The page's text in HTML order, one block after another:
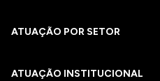
ATUAÇÃO POR SETOR
ATUAÇÃO INSTITUCIONAL